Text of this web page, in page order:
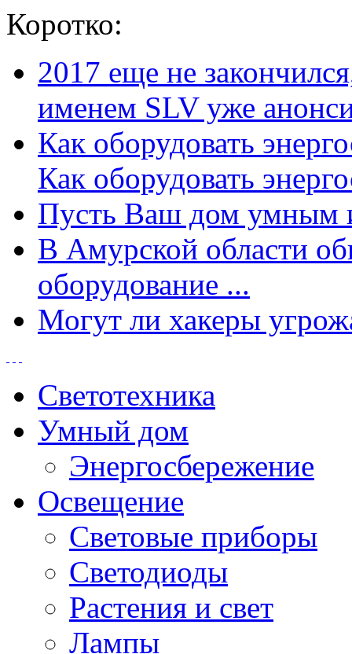
Коротко:
2017 еще не
именем SLV уже
Как оборудовать
Как оборудовать
Пусть Ваш дом умным
В Амурской области
оборудование ...
Могут ли хакеры
Светотехника
Умный дом
Энергосбережение
Освещение
Световые приборы
Светодиоды
Растения и свет
Лампы